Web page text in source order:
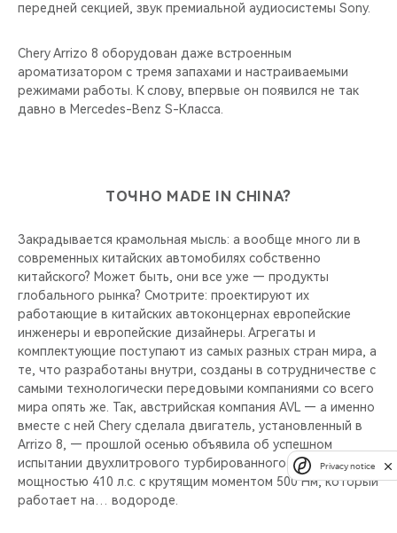
передней секцией, звук премиальной аудиосистемы Sony.
Chery Arrizo 8 оборудован даже встроенным
ароматизатором с тремя запахами и настраиваемыми
режимами работы. К слову, впервые он появился не так
давно в Mercedes-Benz S-Класса.
ТОЧНО MADE IN CHINA?
Закрадывается крамольная мысль: а вообще много ли в
современных китайских автомобилях собственно
китайского? Может быть, они все уже — продукты
глобального рынка? Смотрите: проектируют их
работающие в китайских автоконцернах европейские
инженеры и европейские дизайнеры. Агрегаты и
комплектующие поступают из самых разных стран мира, а
те, что разработаны внутри, созданы в сотрудничестве с
самыми технологически передовыми компаниями со всего
мира опять же. Так, австрийская компания AVL — а именно
вместе с ней Chery сделала двигатель, установленный в
Arrizo 8, — прошлой осенью объявила об успешном
испытании двухлитрового турбированного мотора
мощностью 410 л.с. с крутящим моментом 500 Нм, который
работает на… водороде.
Privacy notice